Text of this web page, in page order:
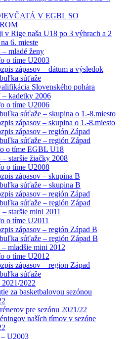
V EGBL SO
v Rige naša U18 po 3 výhrach a 2
6. mieste
mladé ženy
o tíme U2003
zápasov – dátum a výsledok
súťaže
Slovenského pohára
kadetky 2006
o tíme U2006
súťaže – skupina o 1.-8.miesto
zápasov – skupina o 1.-8.miesto
zápasov – región Západ
súťaže – región Západ
o tíme EGBL U18
staršie žiačky 2008
o tíme U2008
zápasov – skupina B
súťaže – skupina B
zápasov – región Západ
súťaže – región Západ
staršie mini 2011
o tíme U2011
zápasov – región Západ B
súťaže – región Západ B
mladšie mini 2012
o tíme U2012
zápasov – region Západ
súťaže
2022
za basketbalovou sezónou
pre sezónu 2021/22
naších tímov v sezóne
U2003